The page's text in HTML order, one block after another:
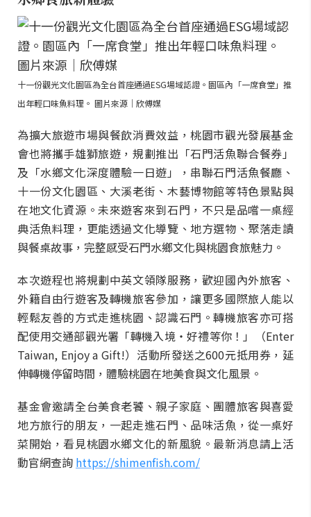
十一份觀光文化園區為全台首座通過ESG場域認證。園區內「一席食堂」推
出年輕口味魚料理。 圖片來源｜欣傅媒
為擴大旅遊市場與餐飲消費效益，桃園市觀光發展基金
會也將攜手雄獅旅遊，規劃推出「石門活魚聯合餐券」
及「水鄉文化深度體驗一日遊」，串聯石門活魚餐廳、
十一份文化園區、大溪老街、木藝博物館等特色景點與
在地文化資源。未來遊客來到石門，不只是品嚐一桌經
典活魚料理，更能透過文化導覽、地方選物、聚落走讀
與餐桌故事，完整感受石門水鄉文化與桃園食旅魅力。
本次遊程也將規劃中英文領隊服務，歡迎國內外旅客、
外籍自由行遊客及轉機旅客參加，讓更多國際旅人能以
輕鬆友善的方式走進桃園、認識石門。轉機旅客亦可搭
配使用交通部觀光署「轉機入境・好禮等你！」（Enter
Taiwan, Enjoy a Gift!）活動所發送之600元抵用券，延
伸轉機停留時間，體驗桃園在地美食與文化風景。
基金會邀請全台美食老饕、親子家庭、團體旅客與喜愛
地方旅行的朋友，一起走進石門、品味活魚，從一桌好
菜開始，看見桃園水鄉文化的新風貌。最新消息請上活
動官網查詢 https://shimenfish.com/